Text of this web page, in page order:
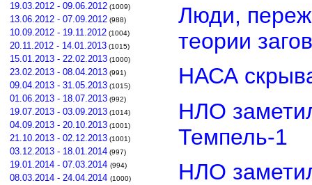
19.03.2012 - 09.06.2012 (1009)
13.06.2012 - 07.09.2012 (988)
10.09.2012 - 19.11.2012 (1004)
20.11.2012 - 14.01.2013 (1015)
15.01.2013 - 22.02.2013 (1000)
23.02.2013 - 08.04.2013 (991)
09.04.2013 - 31.05.2013 (1015)
01.06.2013 - 18.07.2013 (992)
19.07.2013 - 03.09.2013 (1014)
04.09.2013 - 20.10.2013 (1001)
21.10.2013 - 02.12.2013 (1001)
03.12.2013 - 18.01.2014 (997)
19.01.2014 - 07.03.2014 (994)
08.03.2014 - 24.04.2014 (1000)
Люди,
теории
НАСА
НЛО
Темпель-1
НЛО